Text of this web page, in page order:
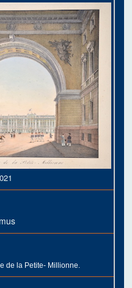
de la Petite- Millionne.